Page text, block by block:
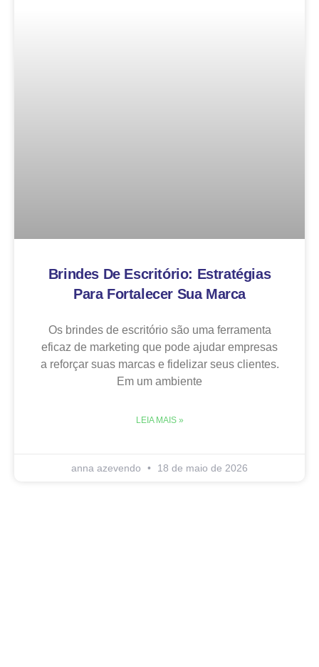
Brindes De Escritório: Estratégias
Para Fortalecer Sua Marca
Os brindes de escritório são uma ferramenta
eficaz de marketing que pode ajudar empresas
a reforçar suas marcas e fidelizar seus clientes.
Em um ambiente
LEIA MAIS »
anna azevendo 18 de maio de 2026